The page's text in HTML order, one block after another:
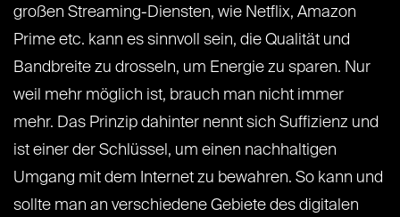
großen Streaming-Diensten, wie Netflix, Amazon
Prime etc. kann es sinnvoll sein, die Qualität und
Bandbreite zu drosseln, um Energie zu sparen. Nur
weil mehr möglich ist, brauch man nicht immer
mehr. Das Prinzip dahinter nennt sich Suffizienz und
ist einer der Schlüssel, um einen nachhaltigen
Umgang mit dem Internet zu bewahren. So kann und
sollte man an verschiedene Gebiete des digitalen